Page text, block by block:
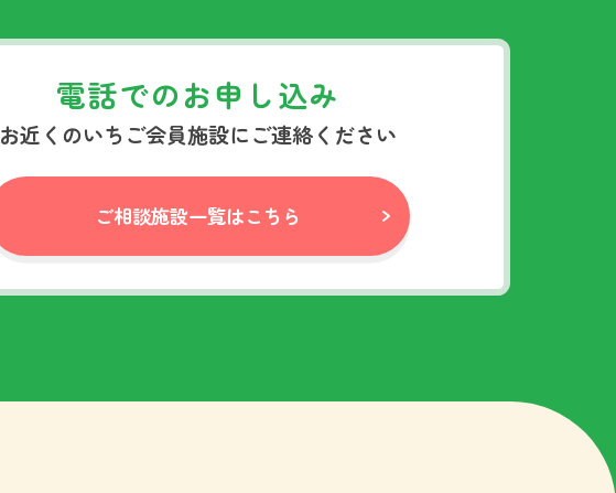
電話でのお申し込み
お近くのいちご会員施設にご連絡ください
ご相談施設一覧はこちら